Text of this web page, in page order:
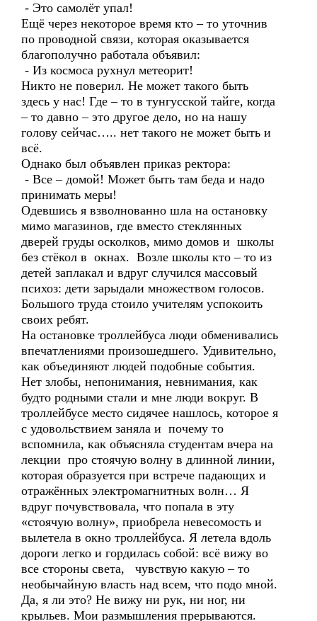
- Это самолёт упал!
Ещё через некоторое время кто – то уточнив
по проводной связи, которая оказывается
благополучно работала объявил:
- Из космоса рухнул метеорит!
Никто не поверил. Не может такого быть
здесь у нас! Где – то в тунгусской тайге, когда
– то давно – это другое дело, но на нашу
голову сейчас….. нет такого не может быть и
всё.
Однако был объявлен приказ ректора:
- Все – домой! Может быть там беда и надо
принимать меры!
Одевшись я взволнованно шла на остановку
мимо магазинов, где вместо стеклянных
дверей груды осколков, мимо домов и школы
без стёкол в окнах. Возле школы кто – то из
детей заплакал и вдруг случился массовый
психоз: дети зарыдали множеством голосов.
Большого труда стоило учителям успокоить
своих ребят.
На остановке троллейбуса люди обменивались
впечатлениями произошедшего. Удивительно,
как объединяют людей подобные события.
Нет злобы, непонимания, невнимания, как
будто родными стали и мне люди вокруг. В
троллейбусе место сидячее нашлось, которое я
с удовольствием заняла и почему то
вспомнила, как объясняла студентам вчера на
лекции про стоячую волну в длинной линии,
которая образуется при встрече падающих и
отражённых электромагнитных волн… Я
вдруг почувствовала, что попала в эту
«стоячую волну», приобрела невесомость и
вылетела в окно троллейбуса. Я летела вдоль
дороги легко и гордилась собой: всё вижу во
все стороны света, чувствую какую – то
необычайную власть над всем, что подо мной.
Да, я ли это? Не вижу ни рук, ни ног, ни
крыльев. Мои размышления прерываются.